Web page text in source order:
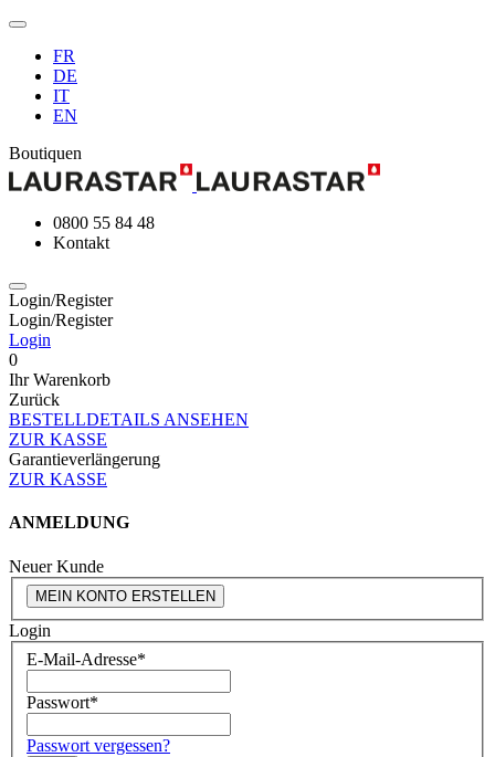
FR
DE
IT
EN
Boutiquen
0800 55 84 48
Kontakt
Login/Register
Login/Register
Login
0
Ihr Warenkorb
Zurück
BESTELLDETAILS ANSEHEN
ZUR KASSE
Garantieverlängerung
ZUR KASSE
ANMELDUNG
Neuer Kunde
MEIN KONTO ERSTELLEN
Login
E-Mail-Adresse*
Passwort*
Passwort vergessen?